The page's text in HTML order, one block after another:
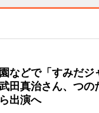
などで「すみだジ
田真治さん、つ
出演へ